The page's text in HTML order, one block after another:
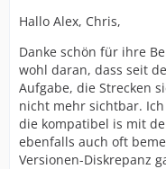
Hallo Alex, Chris,
Danke schön für ihre
wohl daran, dass seit
Aufgabe, die Strecken
nicht mehr sichtbar.
die kompatibel is mit
ebenfalls auch oft
Versionen-Diskrepanz